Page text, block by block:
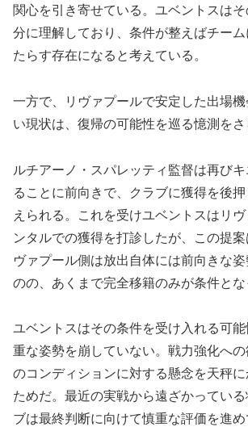
関心を引き寄せている。ユベントスは
分に理解しており、条件が整えばチー
たらす存在になると考えている。
一方で、リヴァプールで安定した出場
い現状は、復帰の可能性を巡る憶測をさ
ルチアーノ・スパレッティ監督は再び
ることに前向きで、クラブに獲得を後
えられる。これを受けユベントスはリ
ンタルでの獲得を打診したが、この提
ヴァプール側は放出自体には前向きな
のの、あくまで完全移籍のみが条件とな
ユベントスはその条件を受け入れる可
重な姿勢を崩していない。戦力強化へ
のコンディションに対する懸念を天秤
ためだ。最近の実戦から遠ざかってい
ブは最終判断に向けて慎重な評価を進め